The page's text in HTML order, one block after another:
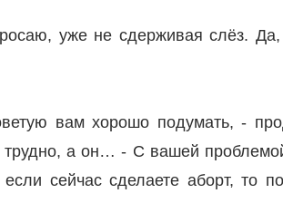
уже не сдерживая слёз.
вам хорошо подумать, -
трудно, а он… - С вашей
сейчас сделаете аборт, то